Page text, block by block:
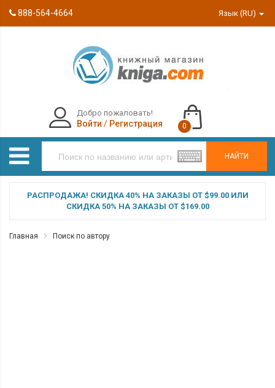
888-564-4664 Язык (RU)
НАЙТИ
Добро пожаловать!
Войти / Регистрация 0
РАСПРОДАЖА! СКИДКА 40% НА ЗАКАЗЫ ОТ $99.00 ИЛИ
СКИДКА 50% НА ЗАКАЗЫ ОТ $169.00
Главная Поиск по автору